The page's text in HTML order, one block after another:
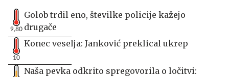
9,80
Golob trdil eno, številke policije kažejo
drugače
10
Konec veselja: Janković preklical ukrep
Naša pevka odkrito spregovorila o ločitvi: